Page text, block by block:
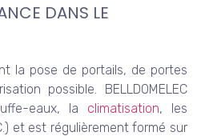
DANS LE
la pose de portails, de portes
possible. BELLDOMELEC
eaux, la climatisation, les
et est régulièrement formé sur